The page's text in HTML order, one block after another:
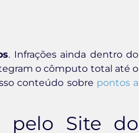
. Infrações ainda dentro do
o cômputo total até o
conteúdo sobre pontos a
pelo Site do